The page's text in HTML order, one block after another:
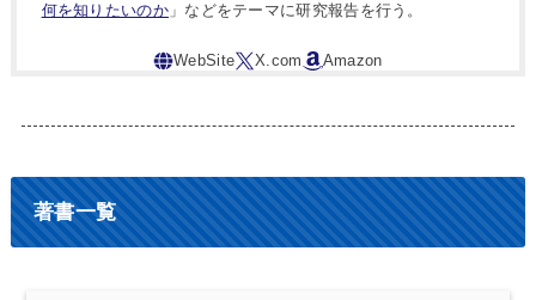
何を知りたいのか」などをテーマに研究報告を行う。
著書一覧